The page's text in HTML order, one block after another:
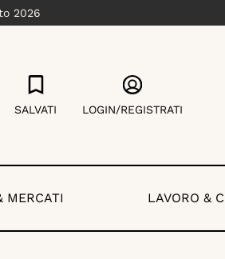
2026
SALVATI LOGIN/REGISTRATI
MERCATI LAVORO &